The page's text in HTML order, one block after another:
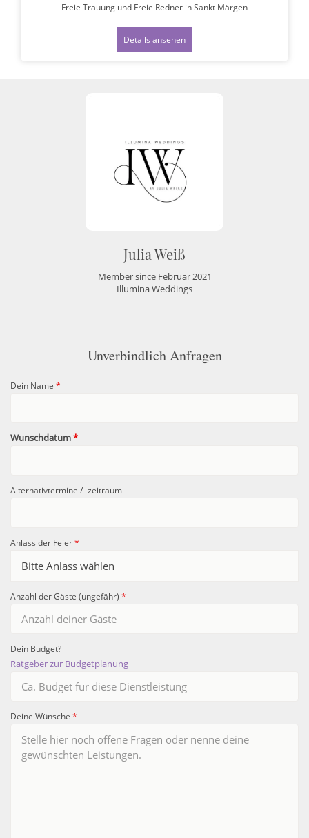
Freie Trauung und Freie Redner in Sankt Märgen
Details ansehen
Julia Weiß
Member since Februar 2021
Illumina Weddings
Unverbindlich Anfragen
Dein Name *
Wunschdatum*
Alternativtermine / -zeitraum
Anlass der Feier*
Anzahl der Gäste (ungefähr) *
Dein Budget?
Ratgeber zur Budgetplanung
Deine Wünsche *